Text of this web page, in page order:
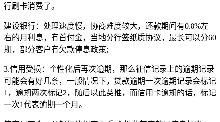
行刷卡消费了。
建设银行：处理速度慢，协商难度较大，还款期间有0.8%左
右的月利息，有首付金，当地分行签纸质协议，最长可以分60
期，部分客户有欠款停息政策;
3.信用受损：个性化后再次逾期，那么征信记录上的逾期记录
可能会有好几条，一般情况下，贷款逾期一次逾期记录会标记
1，逾期两次标记2，随后以此类推，而信用卡逾期的话，标记
一次1代表逾期一个月。